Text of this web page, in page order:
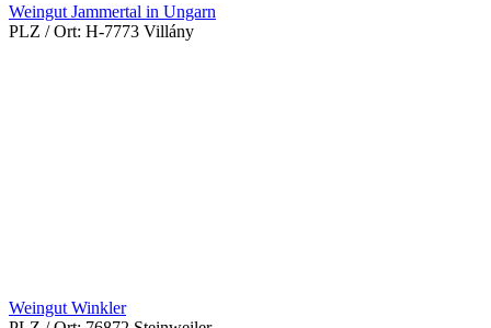
Weingut Jammertal in Ungarn
PLZ / Ort: H-7773 Villány
Weingut Winkler